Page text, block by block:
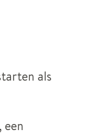
als
, een